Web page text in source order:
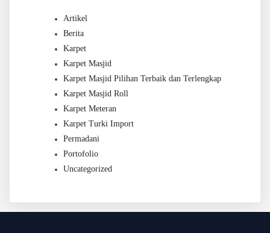
Artikel
Berita
Karpet
Karpet Masjid
Karpet Masjid Pilihan Terbaik dan Terlengkap
Karpet Masjid Roll
Karpet Meteran
Karpet Turki Import
Permadani
Portofolio
Uncategorized